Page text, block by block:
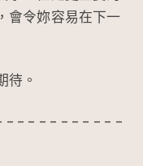
會令妳容易在下一
待。
– – – – – – – – – – –